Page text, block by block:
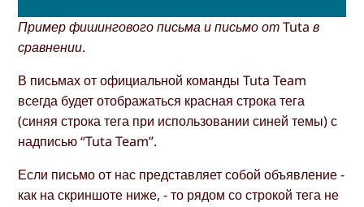
Пример фишингового письма и письмо от Tuta в
сравнении.
В письмах от официальной команды Tuta Team
всегда будет отображаться красная строка тега
(синяя строка тега при использовании синей темы) с
надписью “Tuta Team”.
Если письмо от нас представляет собой объявление -
как на скриншоте ниже, - то рядом со строкой тега не